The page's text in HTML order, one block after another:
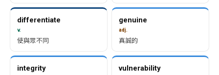
differentiate
v.
使與眾不同
genuine
adj.
真誠的
integrity vulnerability